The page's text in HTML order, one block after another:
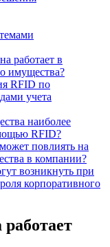
работает в
имущества?
RFID по
учета
наиболее
RFID?
повлиять на
в компании?
возникнуть при
корпоративного